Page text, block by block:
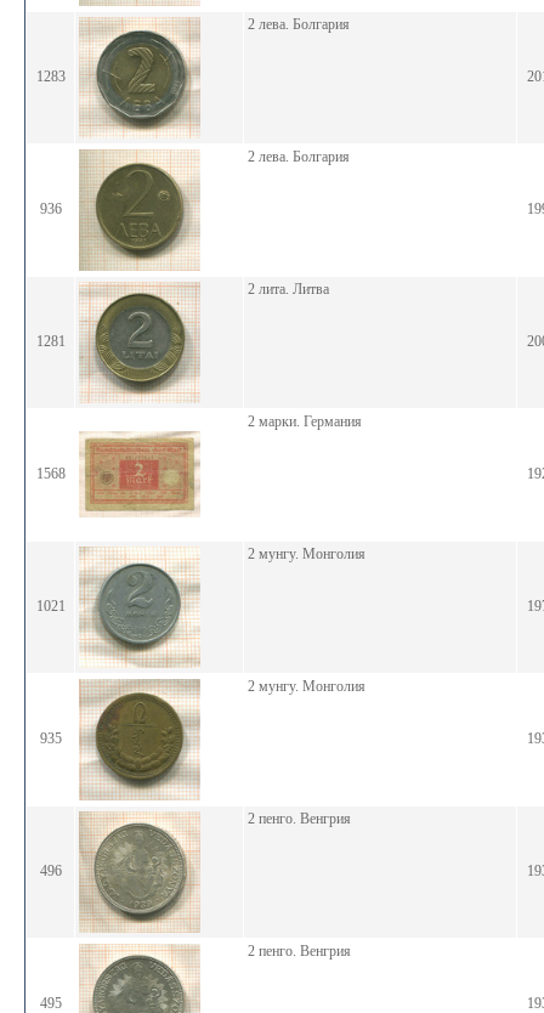
1283
2 лева. Болгария
936
2 лева. Болгария
1281
2 лита. Литва
1568
2 марки. Германия
1021
2 мунгу. Монголия
935
2 мунгу. Монголия
496
2 пенго. Венгрия
495
2 пенго. Венгрия